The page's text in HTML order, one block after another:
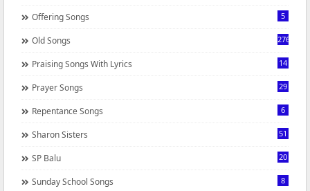
Offering Songs 5
Old Songs 276
Praising Songs With Lyrics 14
Prayer Songs 29
Repentance Songs 6
Sharon Sisters 51
SP Balu 20
Sunday School Songs 8